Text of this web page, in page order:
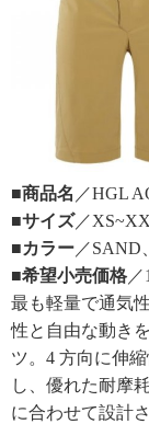
■商品名 ／HGL
■サイズ／
■カラー／SAND
■希望小売価格
最も軽量で通気
性と自由な動き
ツ。4 方向に伸
し、優れた耐摩
に合わせて設計